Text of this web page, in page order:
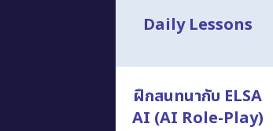
Daily Lessons
ฝึกสนทนากับ ELSA
AI (AI Role-Play)